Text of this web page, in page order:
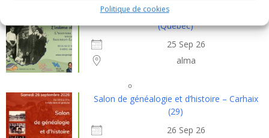
Politique de cookies
13e Congrès national de généalogie à Alma
(Québec)
25 Sep 26
alma
Salon de généalogie et d’histoire – Carhaix
(29)
26 Sep 26